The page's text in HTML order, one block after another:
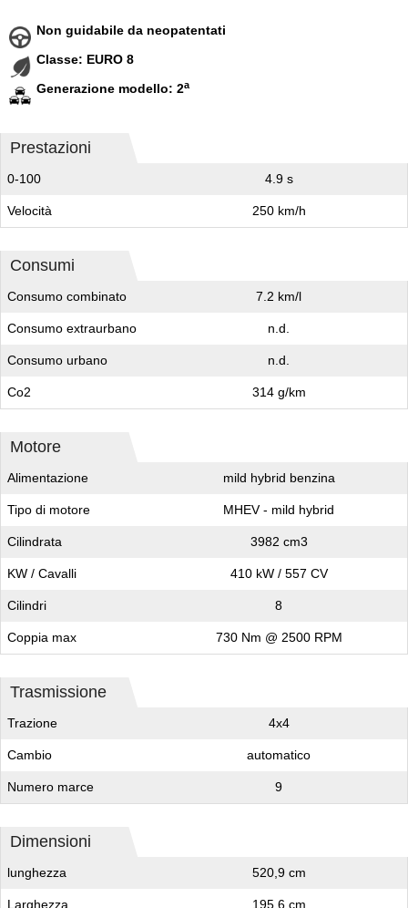
Non guidabile da neopatentati
Classe: EURO 8
Generazione modello: 2a
Prestazioni
0-100 4.9 s
Velocità 250 km/h
Consumi
Consumo combinato 7.2 km/l
Consumo extraurbano n.d.
Consumo urbano n.d.
Co2 314 g/km
Motore
Alimentazione mild hybrid benzina
Tipo di motore MHEV - mild hybrid
Cilindrata 3982 cm3
KW / Cavalli 410 kW / 557 CV
Cilindri 8
Coppia max 730 Nm @ 2500 RPM
Trasmissione
Trazione 4x4
Cambio automatico
Numero marce 9
Dimensioni
lunghezza 520,9 cm
Larghezza 195,6 cm